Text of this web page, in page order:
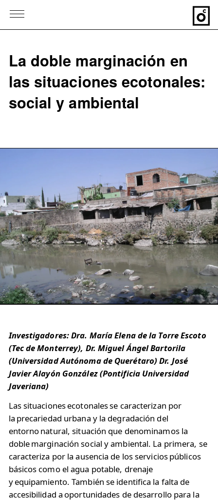
La doble marginación en
las situaciones ecotonales:
social y ambiental
Investigadores: Dra. María Elena de la Torre Escoto
(Tec de Monterrey), Dr. Miguel Ángel Bartorila
(Universidad Autónoma de Querétaro) Dr. José
Javier Alayón González (Pontificia Universidad
Javeriana)
Las situaciones ecotonales se caracterizan por
la precariedad urbana y la degradación del
entorno natural, situación que denominamos la
doble marginación social y ambiental.​ La primera, se
caracteriza por la ausencia de los servicios públicos
básicos como el agua potable, drenaje
y equipamiento. También se identifica la falta de
accesibilidad a oportunidades de desarrollo para la